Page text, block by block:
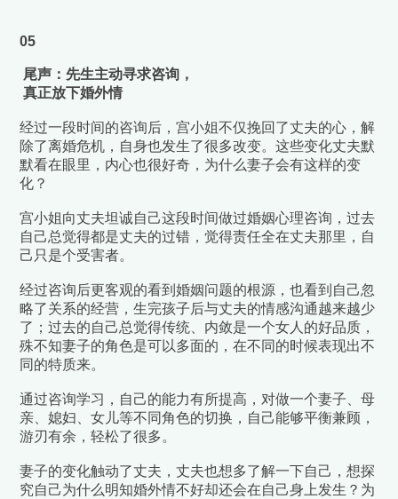
05
尾声：先生主动寻求咨询，
真正放下婚外情
经过一段时间的咨询后，宫小姐不仅挽回了丈夫的心，解
除了离婚危机，自身也发生了很多改变。这些变化丈夫默
默看在眼里，内心也很好奇，为什么妻子会有这样的变
化？
宫小姐向丈夫坦诚自己这段时间做过婚姻心理咨询，过去
自己总觉得都是丈夫的过错，觉得责任全在丈夫那里，自
己只是个受害者。
经过咨询后更客观的看到婚姻问题的根源，也看到自己忽
略了关系的经营，生完孩子后与丈夫的情感沟通越来越少
了；过去的自己总觉得传统、内敛是一个女人的好品质，
殊不知妻子的角色是可以多面的，在不同的时候表现出不
同的特质来。
通过咨询学习，自己的能力有所提高， 对做一个妻子、母
亲、媳妇、女儿等不同角色的切换，自己能够平衡兼顾，
游刃有余，轻松了很多。
妻子的变化触动了丈夫，丈夫也想多了解一下自己，想探
究自己为什么明知婚外情不好却还会在自己身上发生？ 为